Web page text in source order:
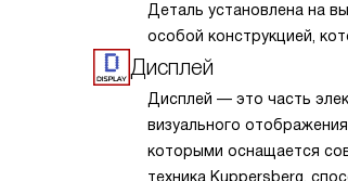
Деталь установлена на
особой конструкцией,
свободно выходить, но
Дисплей
Дисплей — это часть
визуального
которыми оснащается
техника Kuppersberg,